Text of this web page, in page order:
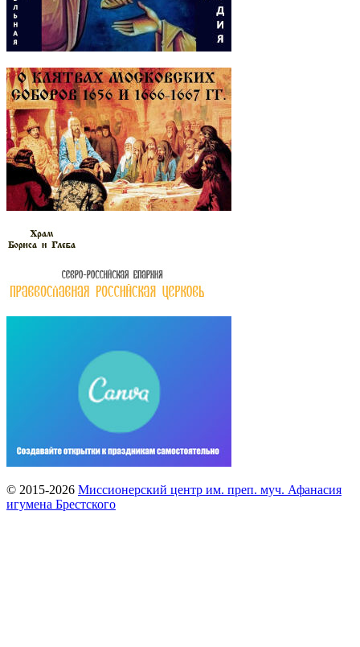
© 2015-2026 Миссионерский центр им. преп. муч. Афанасия
игумена Брестского